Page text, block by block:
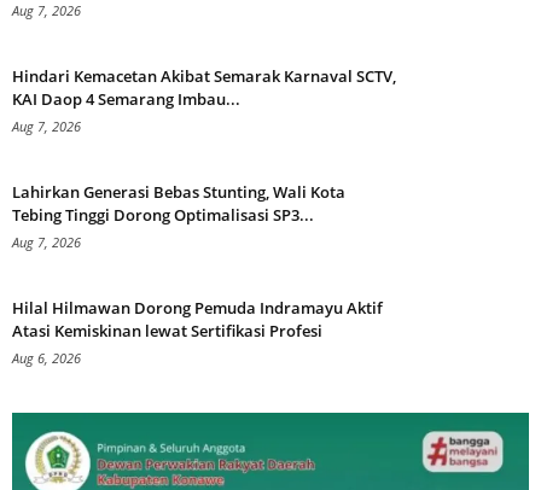
Aug 7, 2026
Hindari Kemacetan Akibat Semarak Karnaval SCTV,
KAI Daop 4 Semarang Imbau...
Aug 7, 2026
Lahirkan Generasi Bebas Stunting, Wali Kota
Tebing Tinggi Dorong Optimalisasi SP3...
Aug 7, 2026
Hilal Hilmawan Dorong Pemuda Indramayu Aktif
Atasi Kemiskinan lewat Sertifikasi Profesi
Aug 6, 2026